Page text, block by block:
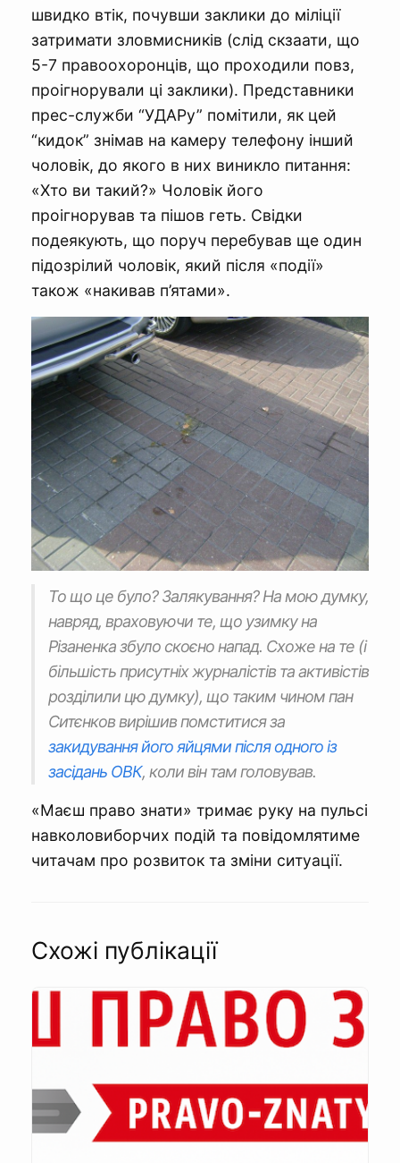
швидко втік, почувши заклики до міліції
затримати зловмисників (слід скзаати, що
5-7 правоохоронців, що проходили повз,
проігнорували ці заклики). Представники
прес-служби “УДАРу” помітили, як цей
“кидок” знімав на камеру телефону інший
чоловік, до якого в них виникло питання:
«Хто ви такий?» Чоловік його
проігнорував та пішов геть. Свідки
подеякують, що поруч перебував ще один
підозрілий чоловік, який після «події»
також «накивав п’ятами».
То що це було? Залякування? На мою думку,
навряд, враховуючи те, що узимку на
Різаненка збуло скоєно напад. Схоже на те (і
більшість присутніх журналістів та активістів
розділили цю думку), що таким чином пан
Ситєнков вирішив помститися за
закидування його яйцями після одного із
засідань ОВК, коли він там головував.
«Маєш право знати» тримає руку на пульсі
навколовиборчих подій та повідомлятиме
читачам про розвиток та зміни ситуації.
Схожі публікації